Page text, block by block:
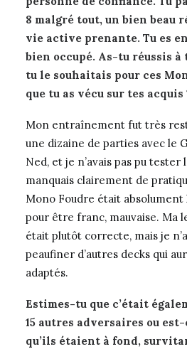
8 malgré tout, un bien beau
vie active prenante. Tu es
bien occupé. As-tu réussis à
tu le souhaitais pour ces
que tu as vécu sur tes acquis
Mon entraînement fut très
une dizaine de parties avec le
Ned, et je n’avais pas pu tester
manquais clairement de
Mono Foudre était absolument
pour être franc, mauvaise. Ma
était plutôt correcte, mais je
peaufiner d’autres decks qui
adaptés.
Estimes-tu que c’était
15 autres adversaires ou est-
qu’ils étaient à fond,